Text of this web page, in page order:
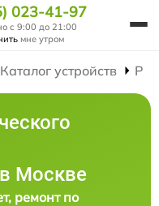
023-41-97
с 9:00 до 21:00
мне утром
Каталог устройств
Москве
ремонт по